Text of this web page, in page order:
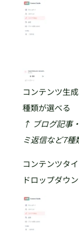
コンテンツ生
種類が選べる
↑ ブログ記事
ミ返信など7種
コンテンツタ
ドロップダウ